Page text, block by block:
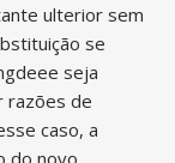
ulterior sem
se
seja
razões de
caso, a
do novo